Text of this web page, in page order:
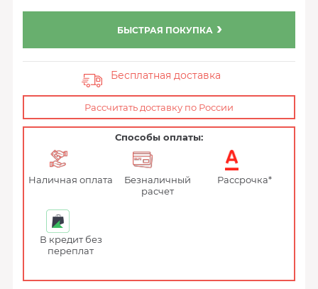
БЫСТРАЯ ПОКУПКА
Бесплатная доставка
Рассчитать доставку по России
Способы оплаты:
Наличная оплата
Безналичный
расчет
Рассрочка*
В кредит без
переплат